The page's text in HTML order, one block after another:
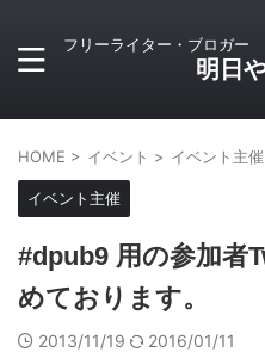
フリーライター・ブロガー
明日
HOME > イベント > イベント主催
イベント主催
#dpub9 用の参加者
めております。
2013/11/19 2016/01/11